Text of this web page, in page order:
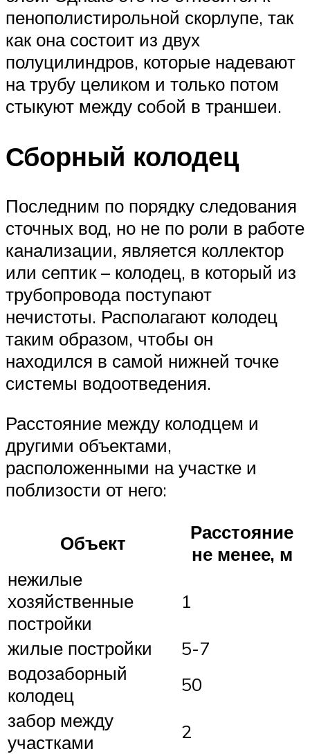
пенополистирольной скорлупе, так
как она состоит из двух
полуцилиндров, которые надевают
на трубу целиком и только потом
стыкуют между собой в траншеи.
Сборный колодец
Последним по порядку следования
сточных вод, но не по роли в работе
канализации, является коллектор
или септик – колодец, в который из
трубопровода поступают
нечистоты. Располагают колодец
таким образом, чтобы он
находился в самой нижней точке
системы водоотведения.
Расстояние между колодцем и
другими объектами,
расположенными на участке и
поблизости от него:
Объект
Расстояние
не менее, м
нежилые
хозяйственные
постройки
1
жилые постройки
5-7
водозаборный
колодец
50
забор между
участками
2